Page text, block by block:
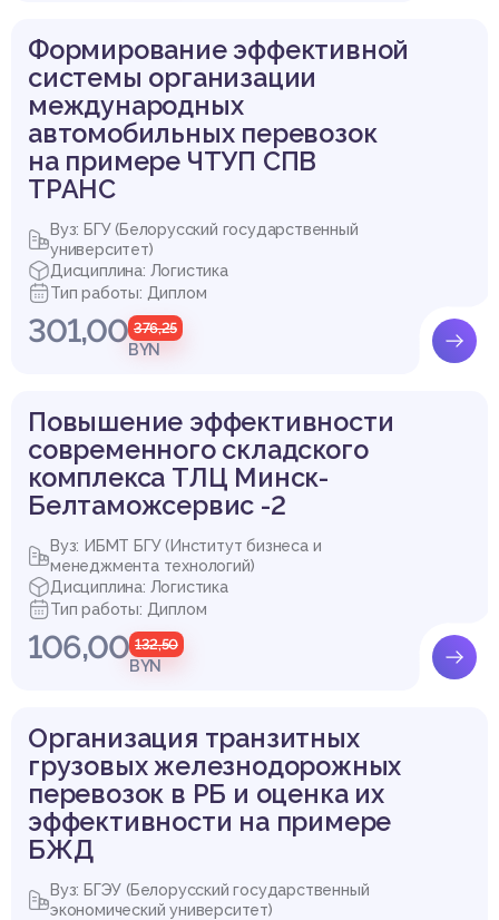
Формирование эффективной
системы организации
международных
автомобильных перевозок
на примере ЧТУП СПВ
ТРАНС
Вуз: БГУ (Белорусский государственный
университет)
Дисциплина: Логистика
Тип работы: Диплом
301,00 376,25
BYN
Повышение эффективности
современного складского
комплекса ТЛЦ Минск-
Белтаможсервис -2
Вуз: ИБМТ БГУ (Институт бизнеса и
менеджмента технологий)
Дисциплина: Логистика
Тип работы: Диплом
106,00 132,50
BYN
Организация транзитных
грузовых железнодорожных
перевозок в РБ и оценка их
эффективности на примере
БЖД
Вуз: БГЭУ (Белорусский государственный
экономический университет)